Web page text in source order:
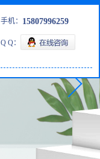
手机： 15807996259
Q Q：